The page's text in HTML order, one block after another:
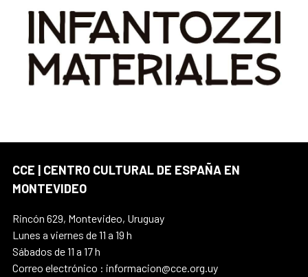
CCE | CENTRO CULTURAL DE ESPAÑA EN
MONTEVIDEO
Rincón 629, Montevideo, Uruguay
Lunes a viernes de 11 a 19 h
Sábados de 11 a 17 h
Correo electrónico : informacion@cce.org.uy